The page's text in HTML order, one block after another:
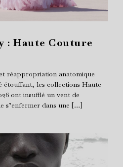
: Haute Couture
réappropriation anatomique
étouffant, les collections Haute
ont insufflé un vent de
s’enfermer dans une […]